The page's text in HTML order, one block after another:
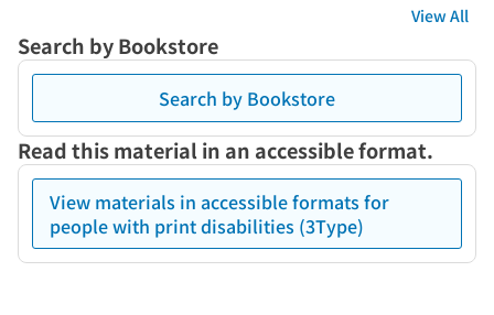
View All
Search by Bookstore
Search by Bookstore
Read this material in an accessible format.
View materials in accessible formats for
people with print disabilities (3Type)